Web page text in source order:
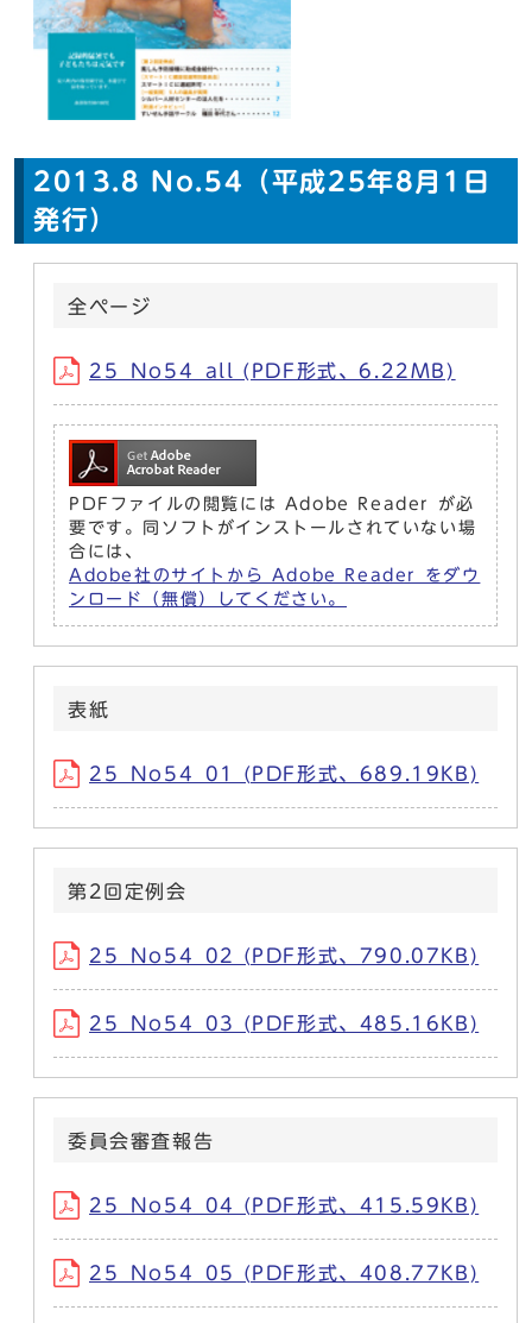
2013.8 No.54（平成25年8月1日
発行）
全ページ
25_No54_all (PDF形式、6.22MB)
PDFファイルの閲覧には Adobe Reader が必
要です。同ソフトがインストールされていない場
合には、
Adobe社のサイトから Adobe Reader をダウ
ンロード（無償）してください。
表紙
25_No54_01 (PDF形式、689.19KB)
第2回定例会
25_No54_02 (PDF形式、790.07KB)
25_No54_03 (PDF形式、485.16KB)
委員会審査報告
25_No54_04 (PDF形式、415.59KB)
25_No54_05 (PDF形式、408.77KB)